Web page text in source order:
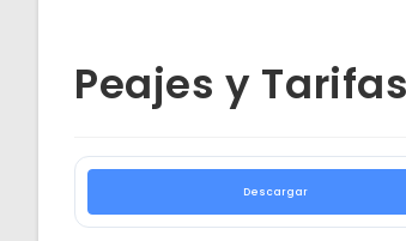
Peajes y
Descargar